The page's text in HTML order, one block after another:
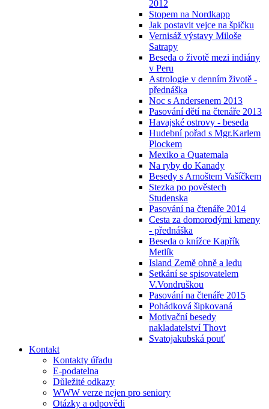
2012
Stopem na Nordkapp
Jak postavit vejce na špičku
Vernisáž výstavy Miloše
Satrapy
Beseda o životě mezi indiány
v Peru
Astrologie v denním životě -
přednáška
Noc s Andersenem 2013
Pasování dětí na čtenáře 2013
Havajské ostrovy - beseda
Hudební pořad s Mgr.Karlem
Plockem
Mexiko a Quatemala
Na ryby do Kanady
Besedy s Arnoštem Vašíčkem
Stezka po pověstech
Studenska
Pasování na čtenáře 2014
Cesta za domorodými kmeny
- přednáška
Beseda o knížce Kapřík
Metlík
Island Země ohně a ledu
Setkání se spisovatelem
V.Vondruškou
Pasování na čtenáře 2015
Pohádková šipkovaná
Motivační besedy
nakladatelství Thovt
Svatojakubská pouť
Kontakt
Kontakty úřadu
E-podatelna
Důležité odkazy
WWW verze nejen pro seniory
Otázky a odpovědi